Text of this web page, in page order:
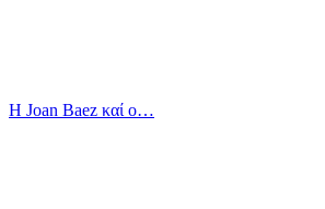
Η Joan Baez καί ο…